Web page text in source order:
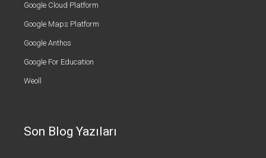
Google Cloud Platform
Google Maps Platform
Google Anthos
Google For Education
Weoll
Son Blog Yazıları